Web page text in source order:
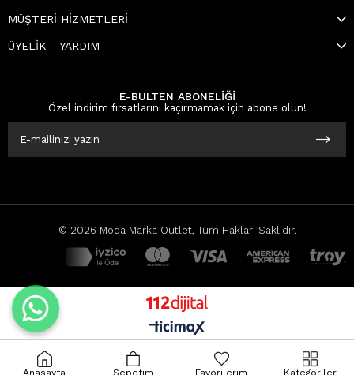
MÜŞTERİ HİZMETLERİ
ÜYELİK - YARDIM
E-BÜLTEN ABONELİĞİ
Özel indirim fırsatlarını kaçırmamak için abone olun!
© 2026 Moda Marka Outlet, Tüm Hakları Saklıdır.
Anasayfa Sepetim Favorilerim Kategoriler